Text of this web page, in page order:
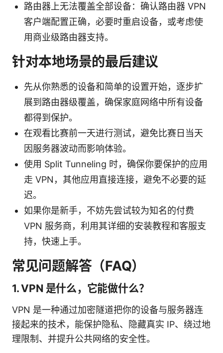
路由器上无法覆盖全部设备：确认路由器 VPN
客户端配置正确，必要时重启设备，或考虑使
用商业级路由器支持。
针对本地场景的最后建议
先从你熟悉的设备和简单的设置开始，逐步扩
展到路由器级覆盖，确保家庭网络中所有设备
都得到保护。
在观看比赛前一天进行测试，避免比赛日当天
因服务器波动而影响体验。
使用 Split Tunneling 时，确保你要保护的应用
走 VPN，其他应用直接连接，避免不必要的延
迟。
如果你是新手，不妨先尝试较为知名的付费
VPN 服务商，利用其详细的安装教程和客服支
持，快速上手。
常见问题解答（FAQ）
1. VPN 是什么，它能做什么？
VPN 是一种通过加密隧道把你的设备与服务器连
接起来的技术，能保护隐私、隐藏真实 IP、绕过地
理限制、并提升公共网络的安全性。